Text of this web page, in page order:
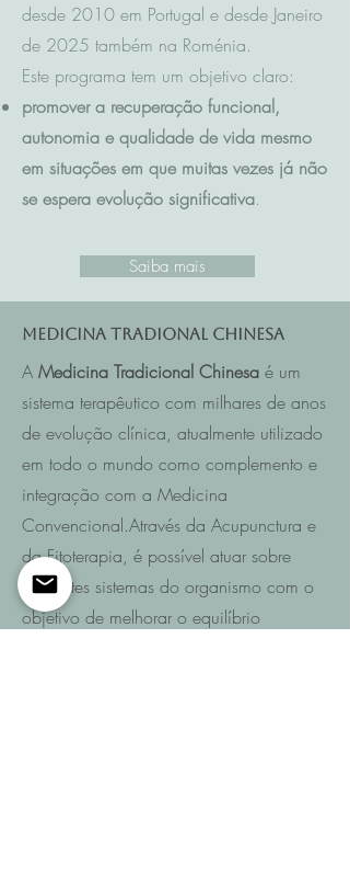
desde 2010 em Portugal e desde Janeiro
de 2025 também na Roménia.
Este programa tem um objetivo claro:
promover a recuperação funcional,
autonomia e qualidade de vida mesmo
em situações em que muitas vezes já não
se espera evolução significativa.
Saiba mais
Medicina Tradional Chinesa
A Medicina Tradicional Chinesa é um
sistema terapêutico com milhares de anos
de evolução clínica, atualmente utilizado
em todo o mundo como complemento e
integração com a Medicina
Convencional.Através da Acupunctura e
da Fitoterapia, é possível atuar sobre
diferentes sistemas do organismo com o
objetivo de melhorar o equilíbrio